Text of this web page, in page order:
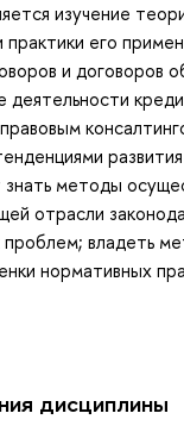
изучение
практики его
и договоров
методы
отрасли
владеть
нормативных
дисциплины